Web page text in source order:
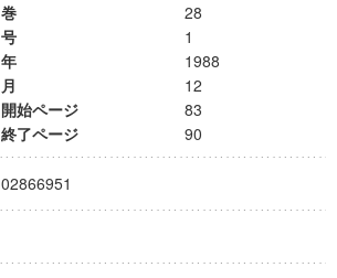
巻
28
号
1
年
1988
月
12
開始ページ
83
終了ページ
90
02866951